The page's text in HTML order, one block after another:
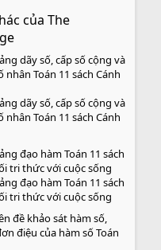
0
0
o
của The
liệudãy số, cấp số cộng và
nhân Toán 11 sách Cánh
dãy số, cấp số cộng và
nhân Toán 11 sách Cánh
liệuđạo hàm Toán 11 sách
tri thức với cuộc sống
đạo hàm Toán 11 sách
tri thức với cuộc sống
liệuđề khảo sát hàm số,
điệu của hàm số Toán